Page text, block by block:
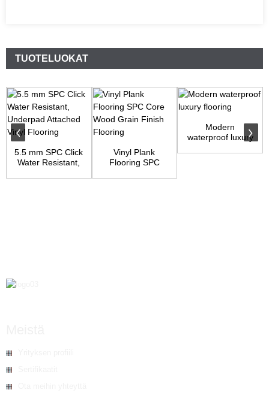
TUOTELUOKAT
5.5 mm SPC Click
Water Resistant,
Vinyl Plank
Flooring SPC
Modern
waterproof luxury